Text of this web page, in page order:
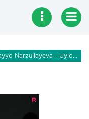
Narzullayeva - Uylonasiz